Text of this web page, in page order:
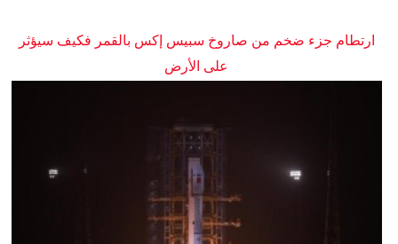
ارتطام جزء ضخم من صاروخ سبيس إكس بالقمر فكيف سيؤثر
على الأرض